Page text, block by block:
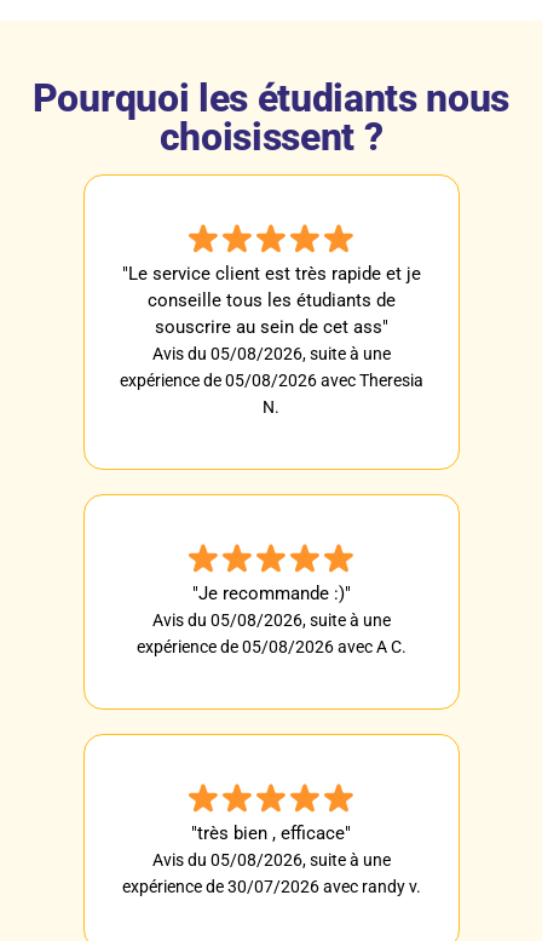
Pourquoi les étudiants nous
choisissent ?
"Le service client est très rapide et je
conseille tous les étudiants de
souscrire au sein de cet ass"
Avis du 05/08/2026, suite à une
expérience de 05/08/2026 avec Theresia
N.
"Je recommande :)"
Avis du 05/08/2026, suite à une
expérience de 05/08/2026 avec A C.
"très bien , efficace"
Avis du 05/08/2026, suite à une
expérience de 30/07/2026 avec randy v.